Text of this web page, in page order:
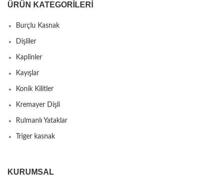
ÜRÜN KATEGORILERI
Burçlu Kasnak
Dişliler
Kaplinler
Kayışlar
Konik Kilitler
Kremayer Dişli
Rulmanlı Yataklar
Triger kasnak
KURUMSAL